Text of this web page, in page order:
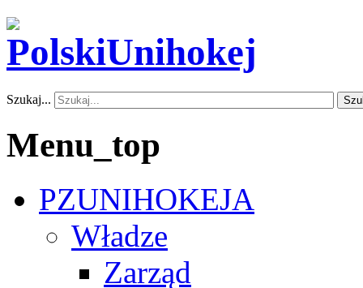
Szukaj...
Menu_top
PZUNIHOKEJA
Władze
Zarząd